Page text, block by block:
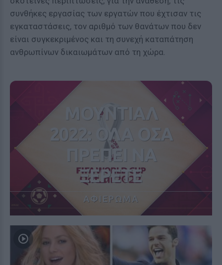
συνθήκες εργασίας των εργατών που έχτισαν τις
εγκαταστάσεις, τον αριθμό των θανάτων που δεν
είναι συγκεκριμένος και τη συνεχή καταπάτηση
ανθρωπίνων δικαιωμάτων από τη χώρα.
ΜΟΥΝΤΙΑΛ
2022: ΟΛΑ ΟΣΑ
ΠΡΕΠΕΙ ΝΑ
ΞΕΡΕΤΕ
ΑΦΙΕΡΩΜΑ